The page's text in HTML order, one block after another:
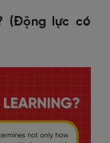
(Động lực có